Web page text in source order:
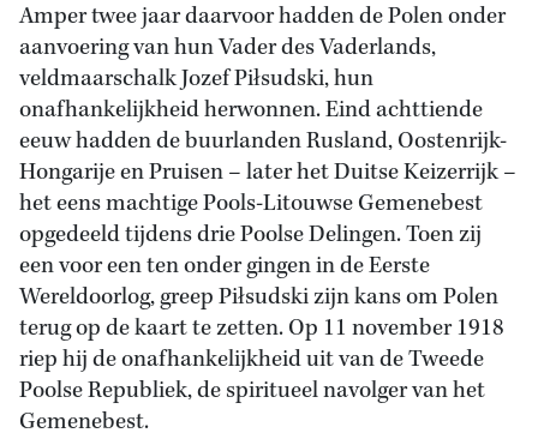
Amper twee jaar daarvoor hadden de Polen onder
aanvoering van hun Vader des Vaderlands,
veldmaarschalk Jozef Piłsudski, hun
onafhankelijkheid herwonnen. Eind achttiende
eeuw hadden de buurlanden Rusland, Oostenrijk-
Hongarije en Pruisen – later het Duitse Keizerrijk –
het eens machtige Pools-Litouwse Gemenebest
opgedeeld tijdens drie Poolse Delingen. Toen zij
een voor een ten onder gingen in de Eerste
Wereldoorlog, greep Piłsudski zijn kans om Polen
terug op de kaart te zetten. Op 11 november 1918
riep hij de onafhankelijkheid uit van de Tweede
Poolse Republiek, de spiritueel navolger van het
Gemenebest.